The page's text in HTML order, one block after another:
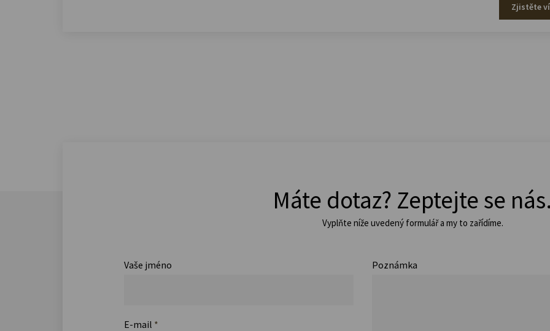
Zjistěte
Máte dotaz? Zeptejte se
Vyplňte níže uvedený formulář a my to zařídíme.
Vaše jméno
E-mail *
Poznámka